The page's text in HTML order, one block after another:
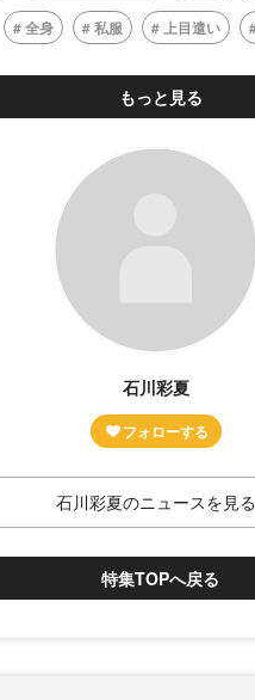
全身 私服 上目遣い
もっと見る
石川彩夏
石川彩夏のニュースを見る
特集TOPへ戻る